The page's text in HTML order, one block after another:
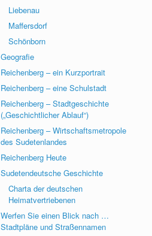
Liebenau
Maffersdorf
Schönborn
Geografie
Reichenberg – ein Kurzportrait
Reichenberg – eine Schulstadt
Reichenberg – Stadtgeschichte
(„Geschichtlicher Ablauf“)
Reichenberg – Wirtschaftsmetropole
des Sudetenlandes
Reichenberg Heute
Sudetendeutsche Geschichte
Charta der deutschen
Heimatvertriebenen
Werfen Sie einen Blick nach …
Stadtpläne und Straßennamen